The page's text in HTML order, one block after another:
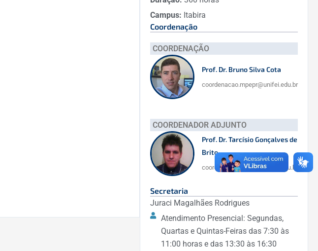
Campus: Itabira
Coordenação
COORDENAÇÃO
Prof. Dr. Bruno Silva Cota
coordenacao.mpepr@unifei.edu.br
COORDENADOR ADJUNTO
Prof. Dr. Tarcísio Gonçalves de
Brito
coordenacao.mpepr@unifei.edu.br
Secretaria
Juraci Magalhães Rodrigues
Atendimento Presencial: Segundas,
Quartas e Quintas-Feiras das 7:30 às
11:00 horas e das 13:30 às 16:30